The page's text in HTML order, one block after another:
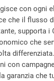
con ogni
che il flusso
supporta i
che
con
garanzia che